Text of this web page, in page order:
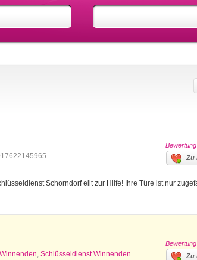
Zu
Schorndorf eilt zur Hilfe! Ihre Türe ist nur
, Schlüsseldienst Winnenden Zu